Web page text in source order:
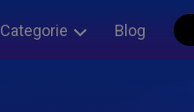
Categorie Blog